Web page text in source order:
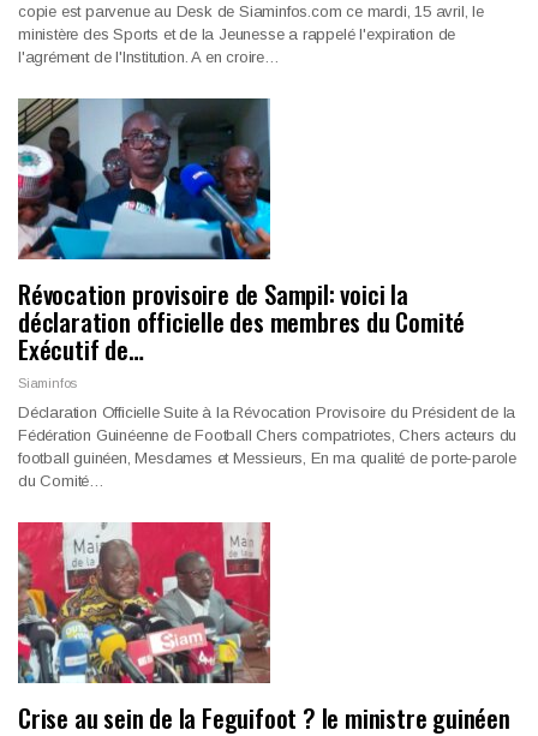
copie est parvenue au Desk de Siaminfos.com ce mardi, 15 avril, le
ministère des Sports et de la Jeunesse a rappelé l'expiration de
l'agrément de l'Institution. A en croire…
Révocation provisoire de Sampil: voici la
déclaration officielle des membres du Comité
Exécutif de…
Siaminfos
Déclaration Officielle Suite à la Révocation Provisoire du Président de la
Fédération Guinéenne de Football Chers compatriotes, Chers acteurs du
football guinéen, Mesdames et Messieurs, En ma qualité de porte-parole
du Comité…
Crise au sein de la Feguifoot ? le ministre guinéen